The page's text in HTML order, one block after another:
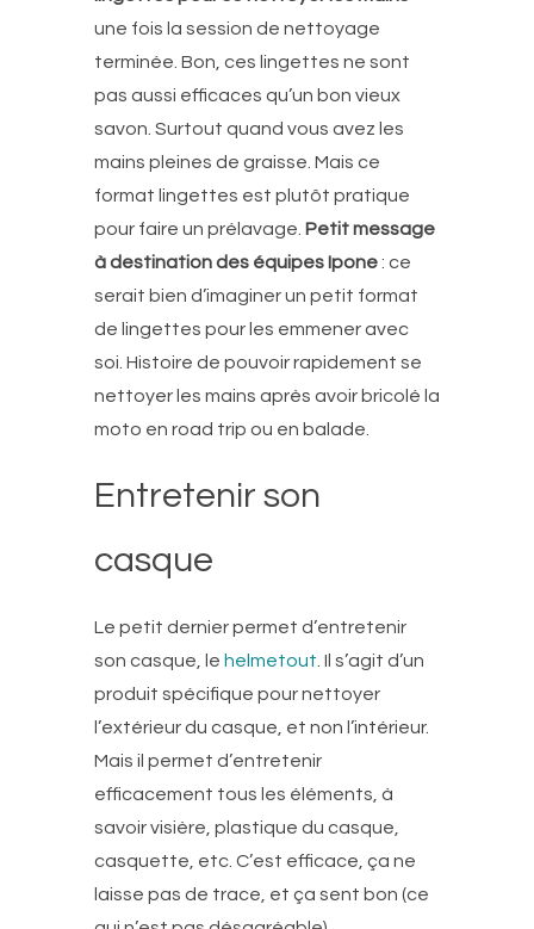
une fois la session de nettoyage
terminée. Bon, ces lingettes ne sont
pas aussi efficaces qu’un bon vieux
savon. Surtout quand vous avez les
mains pleines de graisse. Mais ce
format lingettes est plutôt pratique
pour faire un prélavage. Petit message
à destination des équipes Ipone: ce
serait bien d’imaginer un petit format
de lingettes pour les emmener avec
soi. Histoire de pouvoir rapidement se
nettoyer les mains après avoir bricolé la
moto en road trip ou en balade.
Entretenir son
casque
Le petit dernier permet d’entretenir
son casque, le helmetout. Il s’agit d’un
produit spécifique pour nettoyer
l’extérieur du casque, et non l’intérieur.
Mais il permet d’entretenir
efficacement tous les éléments, à
savoir visière, plastique du casque,
casquette, etc. C’est efficace, ça ne
laisse pas de trace, et ça sent bon (ce